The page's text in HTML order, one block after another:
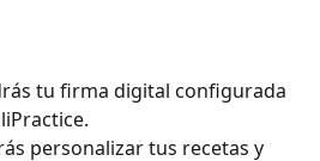
tu firma digital configurada
personalizar tus recetas y